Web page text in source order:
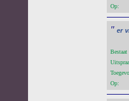
Op:
" er
Op: